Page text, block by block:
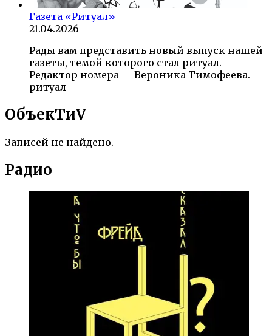
Газета «Ритуал»
21.04.2026
Рады вам представить новый выпуск нашей
газеты, темой которого стал ритуал.
Редактор номера — Вероника Тимофеева.
ритуал
ОбъекTиV
Записей не найдено.
Радио